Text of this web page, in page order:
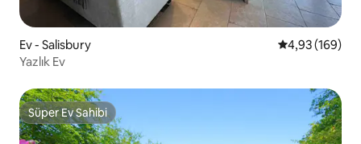
Ev - Salisbury 5 üzerinden
4,93 (169)
Yazlık Ev
Süper Ev Sahibi
Süper Ev Sahibi